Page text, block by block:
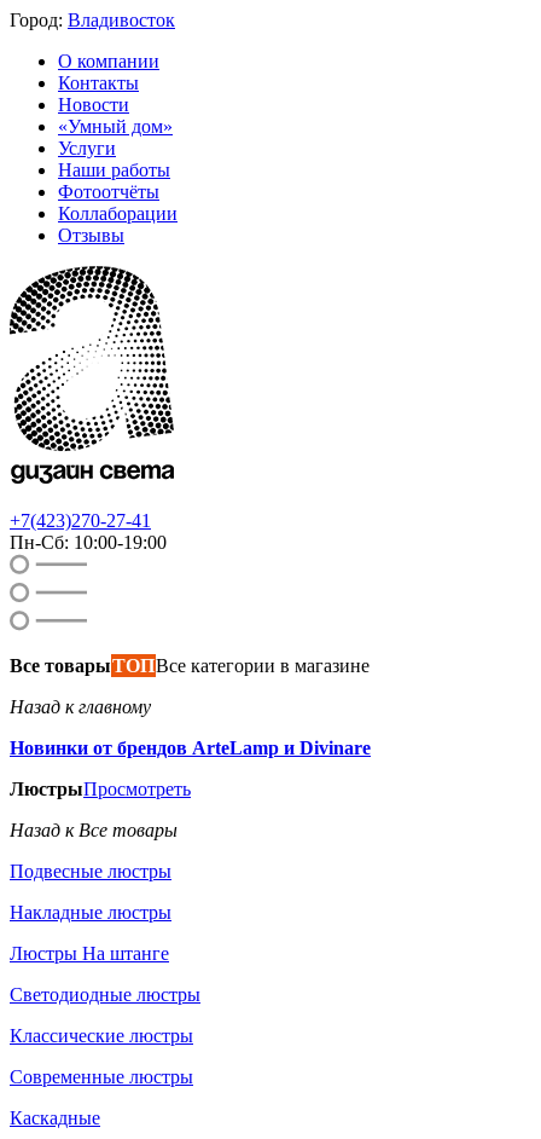
Город: Владивосток
О компании
Контакты
Новости
«Умный дом»
Услуги
Наши работы
Фотоотчёты
Коллаборации
Отзывы
+7(423)270-27-41
Пн-Сб: 10:00-19:00
Все товарыТОПВсе категории в магазине
Назад к главному
Новинки от брендов ArteLamp и Divinare
ЛюстрыПросмотреть
Назад к Все товары
Подвесные люстры
Накладные люстры
Люстры На штанге
Светодиодные люстры
Классические люстры
Современные люстры
Каскадные